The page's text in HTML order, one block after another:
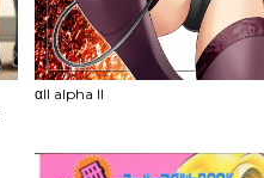
αII alpha II